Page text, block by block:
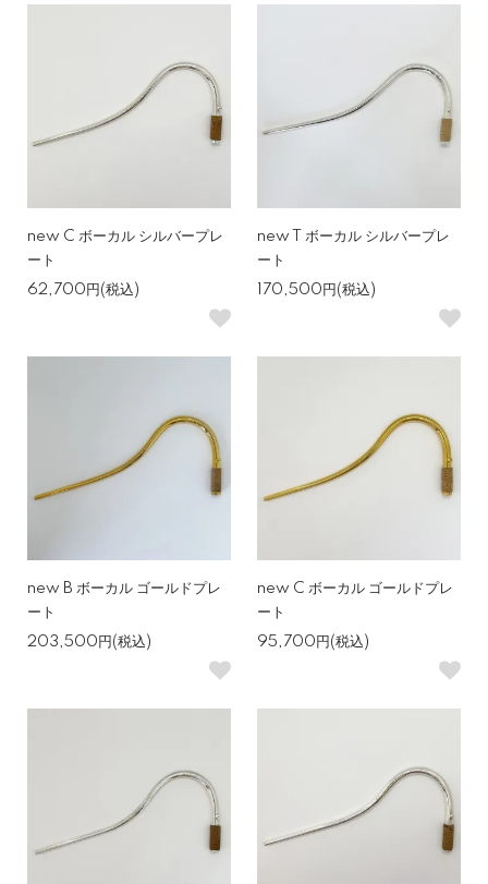
new C ボーカル シルバープレ
ート
62,700円(税込)
new T ボーカル シルバープレ
ート
170,500円(税込)
new B ボーカル ゴールドプレ
ート
203,500円(税込)
new C ボーカル ゴールドプレ
ート
95,700円(税込)